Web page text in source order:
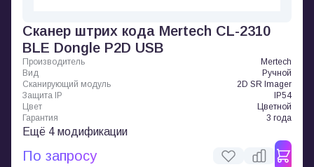
Сканер штрих кода Mertech CL-2310
BLE Dongle P2D USB
Производитель
Mertech
Вид
Ручной
Сканирующий модуль
2D SR Imager
Защита IP
IP54
Цвет
Цветной
Гарантия
3 года
Ещё 4 модификации
По запросу